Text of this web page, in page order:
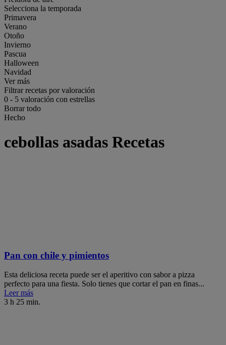
Selecciona la temporada
Primavera
Verano
Otoño
Invierno
Pascua
Halloween
Navidad
Ver más
Filtrar recetas por valoración
0 - 5 valoración con estrellas
Borrar todo
Hecho
cebollas asadas Recetas
Pan con chile y pimientos
Esta deliciosa receta puede ser el aperitivo con sabor a pizza
perfecto para una fiesta. Solo tienes que cortar el pan en finas...
Leer más
3 h 25 min.